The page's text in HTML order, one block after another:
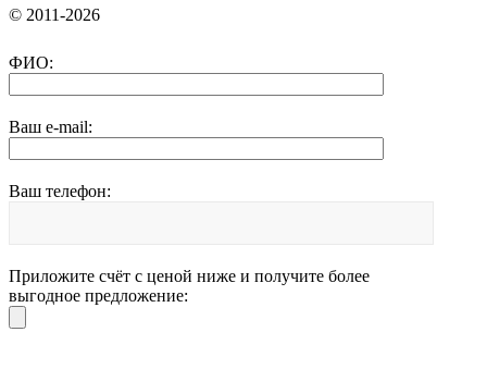
© 2011-2026
ФИО:
Ваш e-mail:
Ваш телефон:
Приложите счёт с ценой ниже и получите более
выгодное предложение: